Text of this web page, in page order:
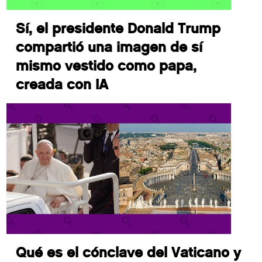
Sí, el presidente Donald Trump
compartió una imagen de sí
mismo vestido como papa,
creada con IA
Qué es el cónclave del Vaticano y